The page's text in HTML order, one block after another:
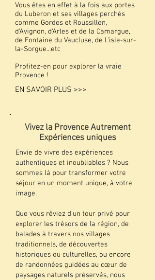
Vous êtes en effet à la fois aux portes
du Luberon et ses villages perchés
comme Gordes et Roussillon,
d'Avignon, d'Arles et de la Camargue,
de Fontaine du Vaucluse, de L'isle-sur-
la-Sorgue...etc
Profitez-en pour explorer la vraie
Provence !
EN SAVOIR PLUS >>>
Vivez la Provence Autrement
Expériences uniques
Envie de vivre des expériences
authentiques et inoubliables ? Nous
sommes là pour transformer votre
séjour en un moment unique, à votre
image.
Que vous rêviez d’un tour privé pour
explorer les trésors de la région, de
balades à travers nos villages
traditionnels, de découvertes
historiques ou culturelles, ou encore
de randonnées guidées au cœur de
paysages naturels préservés, nous